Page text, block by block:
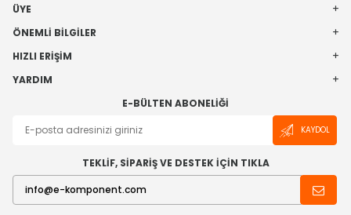
ÜYE
ÖNEMLI BILGILER
HIZLI ERIŞIM
YARDIM
E-BÜLTEN ABONELIĞI
KAYDOL
TEKLİF, SİPARİŞ VE DESTEK İÇİN TIKLA